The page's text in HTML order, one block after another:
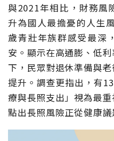
與2021年相比，財務風
升為國人最擔憂的人生
歲青壯年族群感受最深
安。顯示在高通膨、低
下，民眾對退休準備與
提升。調查更指出，有
療與長照支出」視為最
點出長照風險正從健康